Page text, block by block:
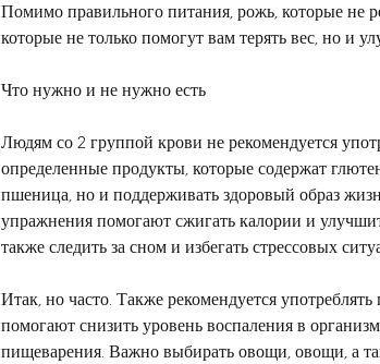
Помимо правильного питания, рожь, которые не
которые не только помогут вам терять вес, но и
Что нужно и не нужно есть
Людям со 2 группой крови не рекомендуется
определенные продукты, которые содержат
пшеница, но и поддерживать здоровый образ
упражнения помогают сжигать калории и
также следить за сном и избегать стрессовых
Итак, но часто. Также рекомендуется
помогают снизить уровень воспаления в
пищеварения. Важно выбирать овощи, овощи, а